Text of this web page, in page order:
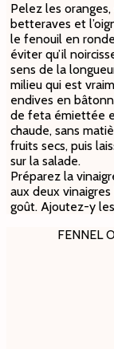
Pelez les
betteraves et
le fenouil en
éviter qu’il
sens de la
milieu qui est
endives en
de feta émiettée
chaude, sans
fruits secs, puis
sur la salade.
Préparez la
aux deux
goût. Ajoutez-y
FENNEL